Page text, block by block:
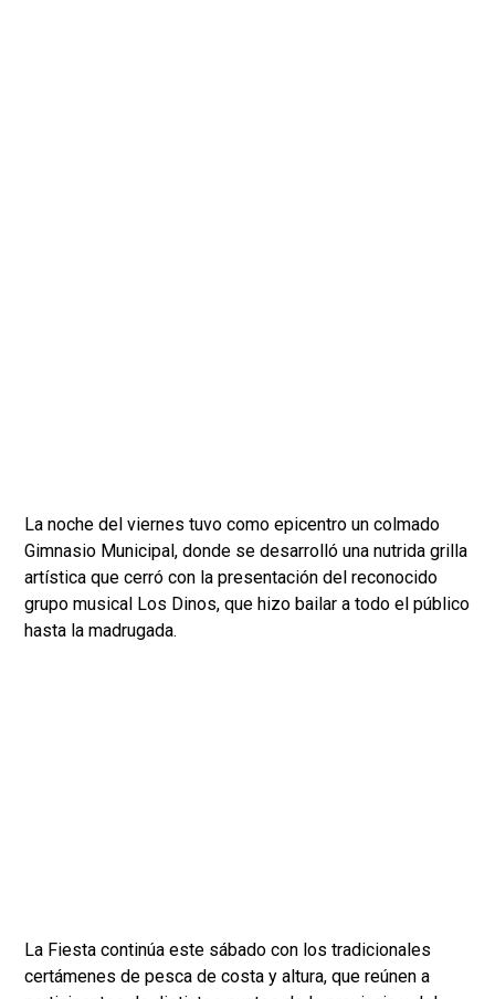
La noche del viernes tuvo como epicentro un colmado
Gimnasio Municipal, donde se desarrolló una nutrida grilla
artística que cerró con la presentación del reconocido
grupo musical Los Dinos, que hizo bailar a todo el público
hasta la madrugada.
La Fiesta continúa este sábado con los tradicionales
certámenes de pesca de costa y altura, que reúnen a